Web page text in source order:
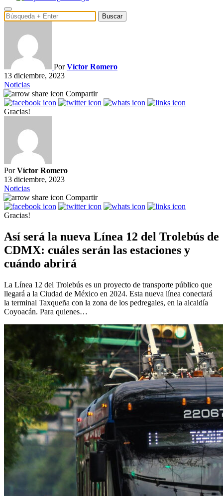
Buscar
PorVíctor Romero
13 diciembre, 2023
Noticias
Compartir
Gracias!
PorVíctor Romero
13 diciembre, 2023
Noticias
Compartir
Gracias!
Así será la nueva Línea 12 del Trolebús de
CDMX: cuáles serán las estaciones y
cuándo abrirá
La Línea 12 del Trolebús es un proyecto de transporte público que
llegará a la Ciudad de México en 2024. Esta nueva línea conectará
la terminal Taxqueña con la zona de los pedregales, en la alcaldía
Coyoacán. Para quienes…